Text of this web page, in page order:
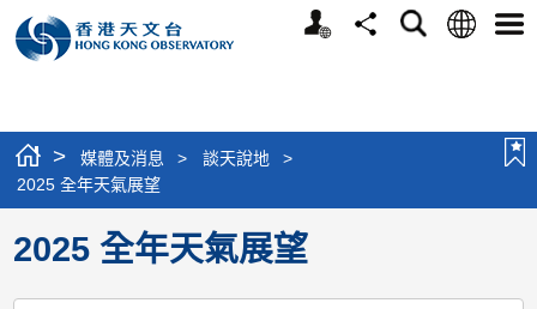
個
分
搜
語
選
> 媒體及消息 > 談天說地
>
2025 全年天氣展望
2025 全年天氣展望